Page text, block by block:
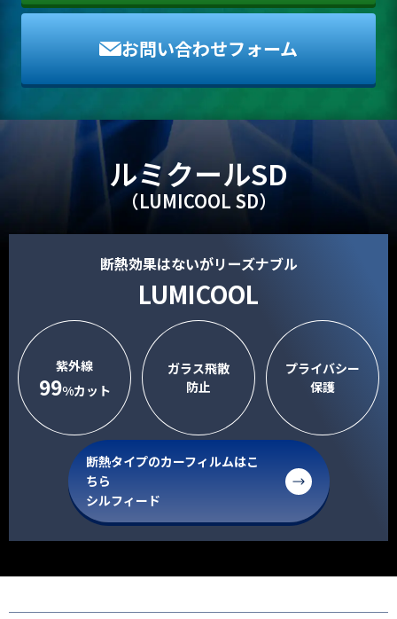
お問い合わせフォーム
ルミクールSD
（LUMICOOL SD）
断熱効果はないがリーズナブル
LUMICOOL
紫外線
99%カット
ガラス飛散
防止
プライバシー
保護
断熱タイプのカーフィルムはこ
ちら
シルフィード